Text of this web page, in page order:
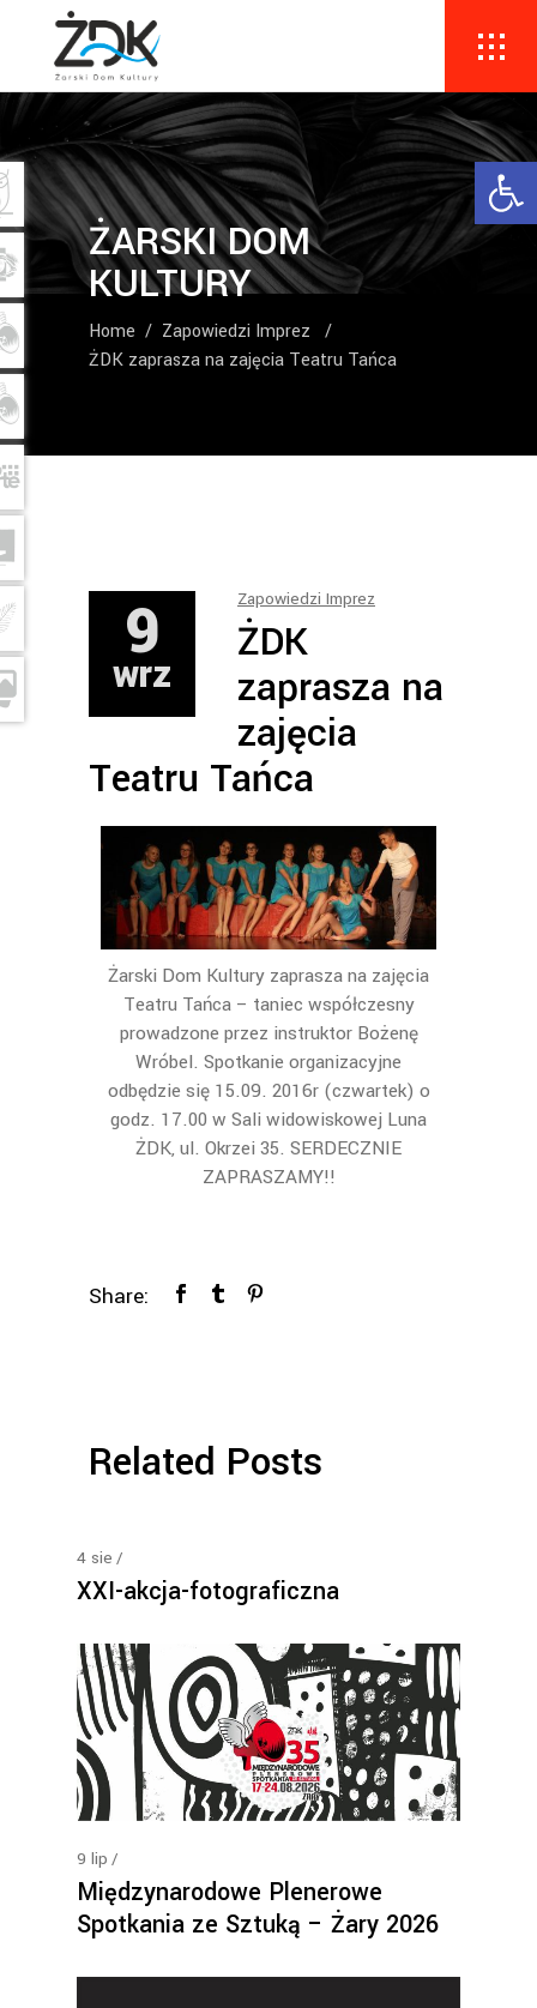
ŻARSKI DOM
KULTURY
Home / Zapowiedzi Imprez
/
ŻDK zaprasza na zajęcia Teatru Tańca
9
wrz
Zapowiedzi Imprez
ŻDK
zaprasza na
zajęcia
Teatru Tańca
Żarski Dom Kultury zaprasza na zajęcia
Teatru Tańca – taniec współczesny
prowadzone przez instruktor Bożenę
Wróbel. Spotkanie organizacyjne
odbędzie się 15.09. 2016r (czwartek) o
godz. 17.00 w Sali widowiskowej Luna
ŻDK, ul. Okrzei 35. SERDECZNIE
ZAPRASZAMY!!
Share:
Related Posts
4 sie
XXI-akcja-fotograficzna
9 lip
Międzynarodowe Plenerowe
Spotkania ze Sztuką – Żary 2026